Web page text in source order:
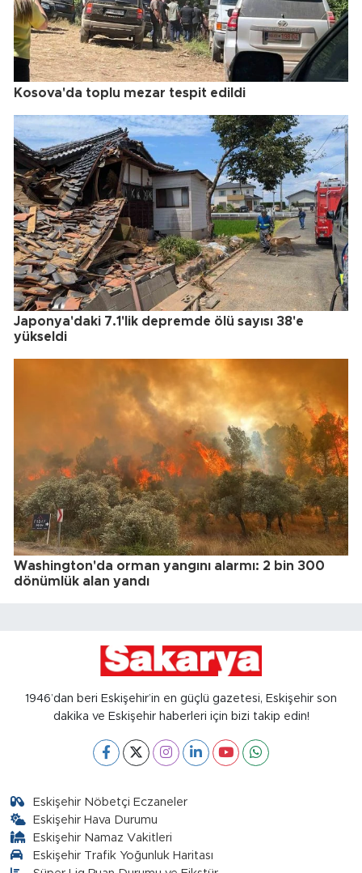
Kosova'da toplu mezar tespit edildi
Japonya'daki 7.1'lik depremde ölü sayısı 38'e
yükseldi
Washington'da orman yangını alarmı: 2 bin 300
dönümlük alan yandı
1946’dan beri Eskişehir’in en güçlü gazetesi, Eskişehir son
dakika ve Eskişehir haberleri için bizi takip edin!
Eskişehir Nöbetçi Eczaneler
Eskişehir Hava Durumu
Eskişehir Namaz Vakitleri
Eskişehir Trafik Yoğunluk Haritası